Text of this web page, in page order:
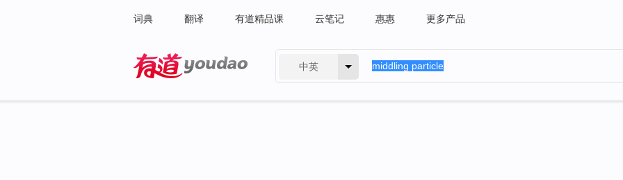
词典 翻译 有道精品课 云笔记 惠惠 更多产品
中英